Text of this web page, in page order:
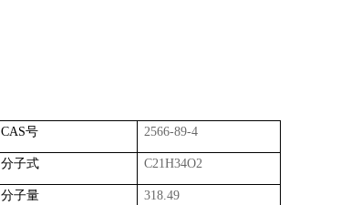
CAS号 2566-89-4
分子式 C21H34O2
分子量 318.49